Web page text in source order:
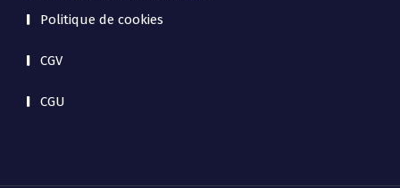
Politique de cookies
CGV
CGU